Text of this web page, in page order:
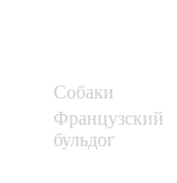
Собаки
Французский
бульдог